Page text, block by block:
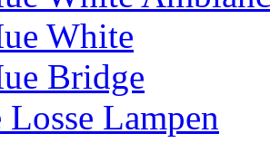
White
Bridge
Losse Lampen